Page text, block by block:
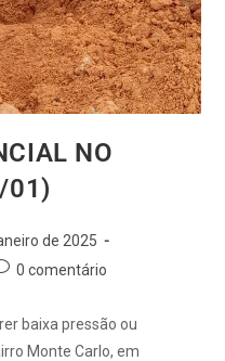
NO
01)
de 2025
0 comentário
baixa pressão ou
Monte Carlo, em